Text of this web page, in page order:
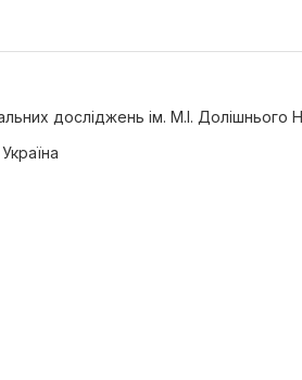
досліджень ім. М.І. Долішнього